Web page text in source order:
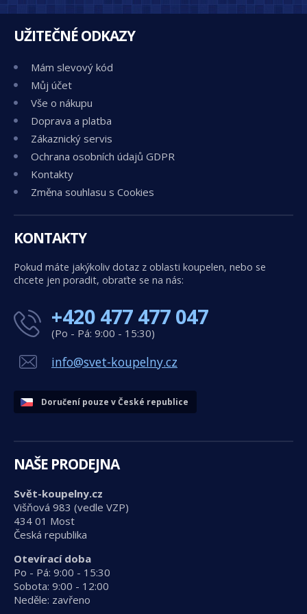
UŽITEČNÉ ODKAZY
Mám slevový kód
Můj účet
Vše o nákupu
Doprava a platba
Zákaznický servis
Ochrana osobních údajů GDPR
Kontakty
Změna souhlasu s Cookies
KONTAKTY
Pokud máte jakýkoliv dotaz z oblasti koupelen, nebo se
chcete jen poradit, obraťte se na nás:
+420 477 477 047
(Po - Pá: 9:00 - 15:30)
info@svet-koupelny.cz
Doručení pouze v České republice
NAŠE PRODEJNA
Svět-koupelny.cz
Višňová 983 (vedle VZP)
434 01 Most
Česká republika
Otevírací doba
Po - Pá: 9:00 - 15:30
Sobota: 9:00 - 12:00
Neděle: zavřeno